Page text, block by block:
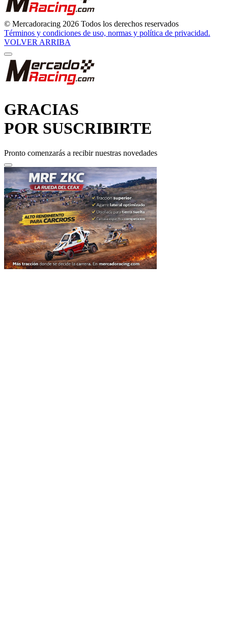
© Mercadoracing 2026 Todos los derechos reservados
Términos y condiciones de uso, normas y política de privacidad.
VOLVER ARRIBA
POR SUSCRIBIRTE